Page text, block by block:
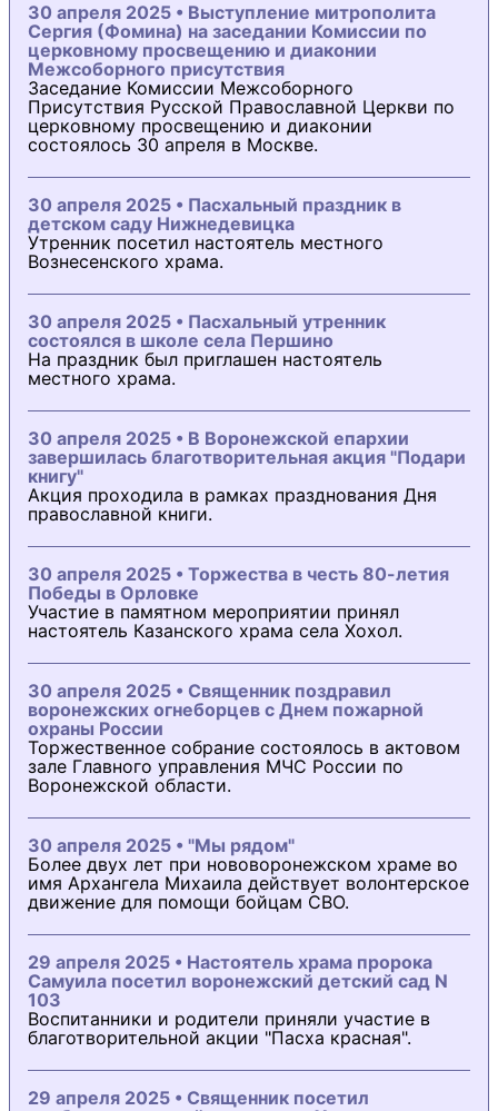
30 апреля 2025 • Выступление митрополита
Сергия (Фомина) на заседании Комиссии по
церковному просвещению и диаконии
Межсоборного присутствия
Заседание Комиссии Межсоборного
Присутствия Русской Православной Церкви по
церковному просвещению и диаконии
состоялось 30 апреля в Москве.
30 апреля 2025 • Пасхальный праздник в
детском саду Нижнедевицка
Утренник посетил настоятель местного
Вознесенского храма.
30 апреля 2025 • Пасхальный утренник
состоялся в школе села Першино
На праздник был приглашен настоятель
местного храма.
30 апреля 2025 • В Воронежской епархии
завершилась благотворительная акция "Подари
книгу"
Акция проходила в рамках празднования Дня
православной книги.
30 апреля 2025 • Торжества в честь 80-летия
Победы в Орловке
Участие в памятном мероприятии принял
настоятель Казанского храма села Хохол.
30 апреля 2025 • Священник поздравил
воронежских огнеборцев с Днем пожарной
охраны России
Торжественное собрание состоялось в актовом
зале Главного управления МЧС России по
Воронежской области.
30 апреля 2025 • "Мы рядом"
Более двух лет при нововоронежском храме во
имя Архангела Михаила действует волонтерское
движение для помощи бойцам СВО.
29 апреля 2025 • Настоятель храма пророка
Самуила посетил воронежский детский сад N
103
Воспитанники и родители приняли участие в
благотворительной акции "Пасха красная".
29 апреля 2025 • Священник посетил